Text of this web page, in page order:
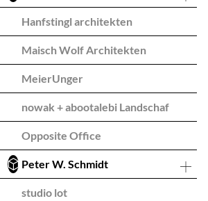
Hanfstingl architekten
Maisch Wolf Architekten
MeierUnger
nowak + abootalebi
Opposite Office
Peter W. Schmidt
studio lot